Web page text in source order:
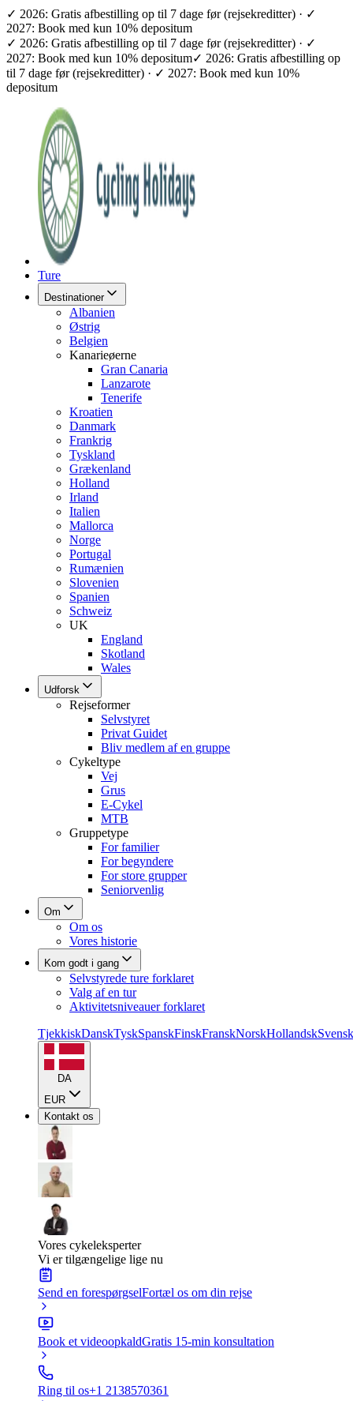
✓ 2026: Gratis afbestilling op til 7 dage før (rejsekreditter) · ✓
2027: Book med kun 10% depositum
✓ 2026: Gratis afbestilling op til 7 dage før (rejsekreditter) · ✓
2027: Book med kun 10% depositum✓ 2026: Gratis afbestilling op
til 7 dage før (rejsekreditter) · ✓ 2027: Book med kun 10%
depositum
Ture
Destinationer
Albanien
Østrig
Belgien
Kanarieøerne
Gran Canaria
Lanzarote
Tenerife
Kroatien
Danmark
Frankrig
Tyskland
Grækenland
Holland
Irland
Italien
Mallorca
Norge
Portugal
Rumænien
Slovenien
Spanien
Schweiz
UK
England
Skotland
Wales
Udforsk
Rejseformer
Selvstyret
Privat Guidet
Bliv medlem af en gruppe
Cykeltype
Vej
Grus
E-Cykel
MTB
Gruppetype
For familier
For begyndere
For store grupper
Seniorvenlig
Om
Om os
Vores historie
Kom godt i gang
Selvstyrede ture forklaret
Valg af en tur
Aktivitetsniveauer forklaret
TjekkiskDanskTyskSpanskFinskFranskNorskHollandskSvensk
DA
EUR
Kontakt os
Vores cykeleksperter
Vi er tilgængelige lige nu
Send en forespørgselFortæl os om din rejse
Book et videoopkaldGratis 15-min konsultation
Ring til os+1 2138570361